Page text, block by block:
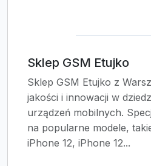
Sklep GSM Etujko
Sklep GSM Etujko z
jakości i innowacji w
urządzeń mobilnych.
na popularne modele,
iPhone 12, iPhone 12...